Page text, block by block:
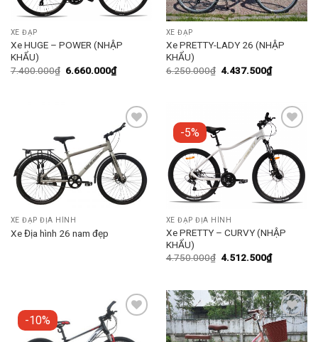
XE ĐẠP
Xe HUGE – POWER (NHẬP
KHẨU)
7.400.000₫ 6.660.000₫
XE ĐẠP
Xe PRETTY-LADY 26 (NHẬP
KHẨU)
6.250.000₫ 4.437.500₫
Add to
wishlist
XE ĐẠP ĐỊA HÌNH
Xe Địa hình 26 nam đẹp
-5%
Add to
wishlist
XE ĐẠP ĐỊA HÌNH
Xe PRETTY – CURVY (NHẬP
KHẨU)
4.750.000₫ 4.512.500₫
-10%
wishlist
Add to
wishlist